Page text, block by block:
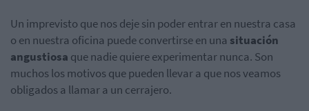
Un imprevisto que nos deje sin poder entrar en nuestra casa
o en nuestra oficina puede convertirse en una situación
angustiosa que nadie quiere experimentar nunca. Son
muchos los motivos que pueden llevar a que nos veamos
obligados a llamar a un cerrajero.